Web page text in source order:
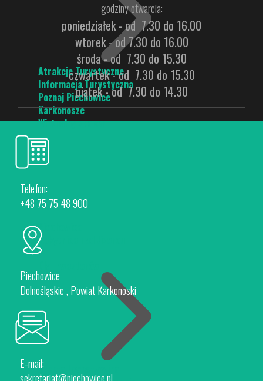
Atrakcje Turystyczne
Informacja Turystyczna
Poznaj Piechowice
Karkonosze
Wirtualny spacer
Piechowice
Rokytnice nad Jizerou
Oferta Inwestycyjna
godziny otwarcia:
poniedziałek - od 7.30 do 16.00
wtorek - od 7.30 do 16.00
środa - od 7.30 do 15.30
czwartek - od 7.30 do 15.30
piątek - od 7.30 do 14.30
Telefon:
+48 75 75 48 900
Piechowice
Dolnośląskie , Powiat Karkonoski
E-mail: